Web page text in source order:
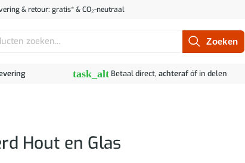
& retour: gratis* & CO₂-neutraal
task_alt Betaal direct, achterafóf in delen
Hout en Glas